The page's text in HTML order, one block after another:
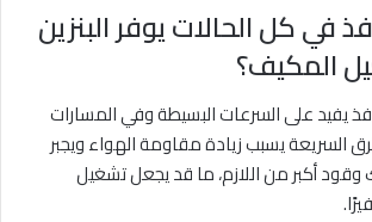
في كل الحالات يوفر البنزين
المكيف؟
يفيد على السرعات البسيطة وفي المسارات
السريعة يسبب زيادة مقاومة الهواء ويجبر
أكبر من اللازم، ما قد يجعل تشغيل